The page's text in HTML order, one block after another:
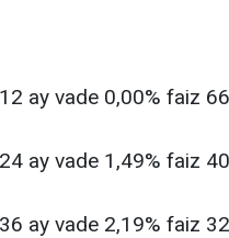
ay vade 0,00% faiz
ay vade 1,49% faiz
ay vade 2,19% faiz